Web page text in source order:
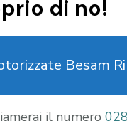
di no!
Besam
il numero